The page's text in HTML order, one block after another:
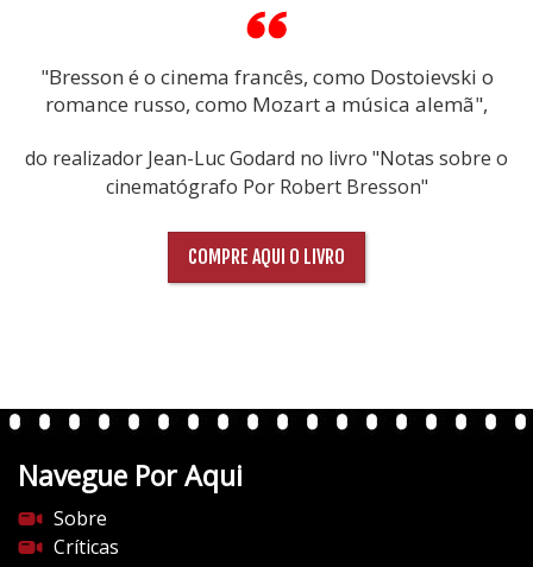
"Bresson é o cinema francês, como Dostoievski o
romance russo, como Mozart a música alemã",
do realizador Jean-Luc Godard no livro "Notas sobre o
cinematógrafo Por Robert Bresson"
COMPRE AQUI O LIVRO
Navegue Por Aqui
Sobre
Críticas